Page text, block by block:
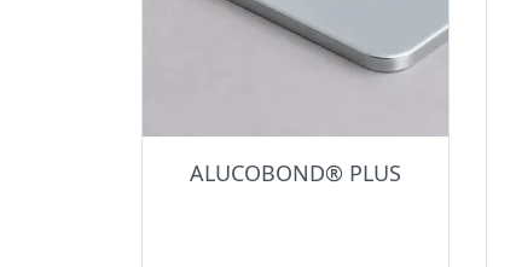
ALUCOBOND® PLUS